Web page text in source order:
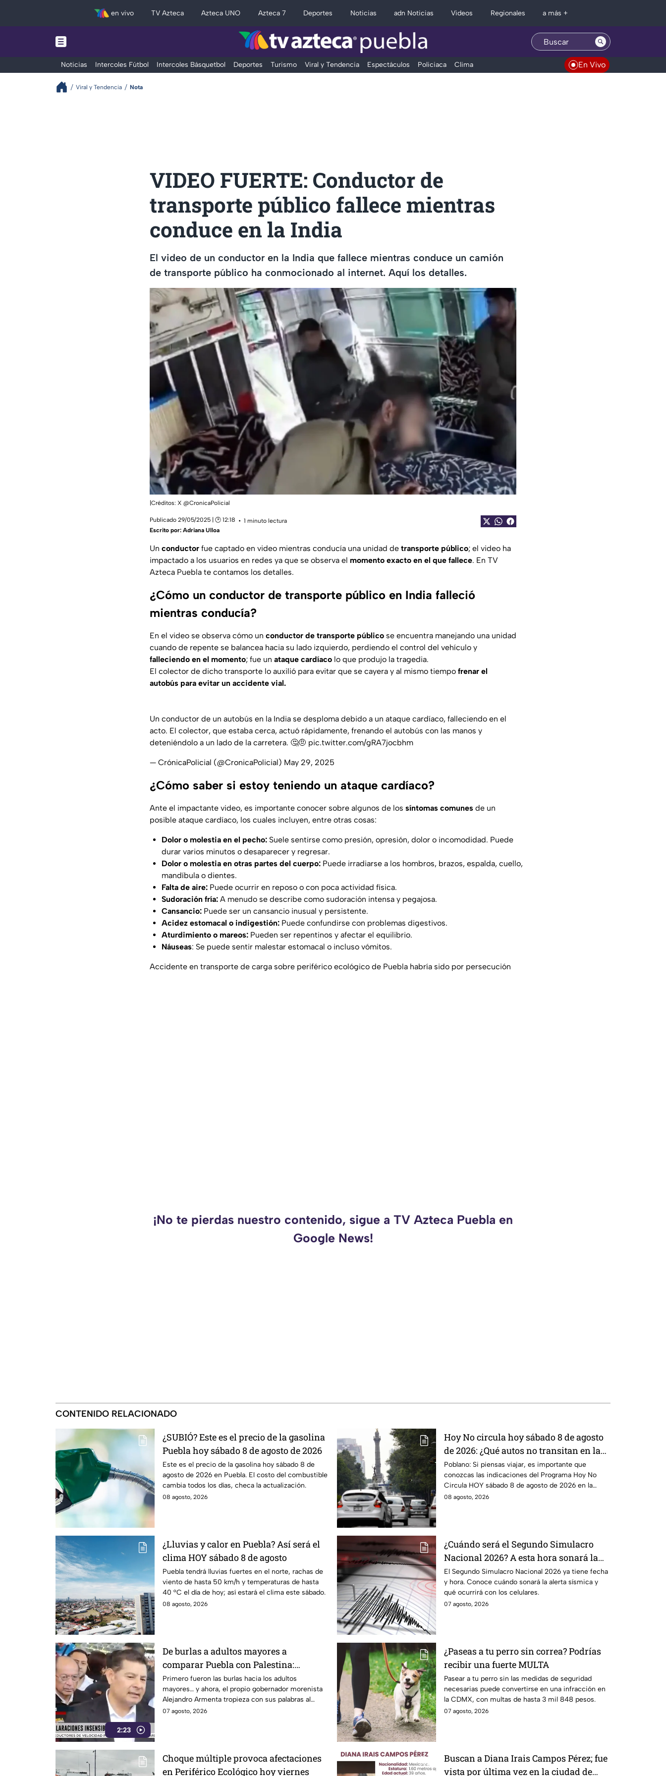
en vivo TV Azteca Azteca UNO Azteca 7 Deportes Noticias adn Noticias Videos Regionales a más +
Noticias Intercoles Fútbol Intercoles Básquetbol Deportes Turismo Viral y Tendencia Espectáculos Policiaca Clima En Vivo
Viral y Tendencia Nota
VIDEO FUERTE: Conductor de
transporte público fallece mientras
conduce en la India
El video de un conductor en la India que fallece mientras conduce un camión
de transporte público ha conmocionado al internet. Aquí los detalles.
|Créditos: X @CronicaPolicial
Publicado 29/05/2025 | 🕑 12:18
1 minuto lectura
Escrito por: Adriana Ulloa
Un conductor fue captado en video mientras conducía una unidad de transporte público; el video ha
impactado a los usuarios en redes ya que se observa el momento exacto en el que fallece. En TV
Azteca Puebla te contamos los detalles.
¿Cómo un conductor de transporte público en India falleció
mientras conducía?
En el video se observa cómo un conductor de transporte público se encuentra manejando una unidad
cuando de repente se balancea hacia su lado izquierdo, perdiendo el control del vehículo y
falleciendo en el momento; fue un ataque cardíaco lo que produjo la tragedia.
El colector de dicho transporte lo auxilió para evitar que se cayera y al mismo tiempo frenar el
autobús para evitar un accidente vial.
Un conductor de un autobús en la India se desploma debido a un ataque cardíaco, falleciendo en el
acto. El colector, que estaba cerca, actuó rápidamente, frenando el autobús con las manos y
deteniéndolo a un lado de la carretera. 🤔🤨 pic.twitter.com/gRA7jocbhm
— CrónicaPolicial (@CronicaPolicial) May 29, 2025
¿Cómo saber si estoy teniendo un ataque cardíaco?
Ante el impactante video, es importante conocer sobre algunos de los síntomas comunes de un
posible ataque cardíaco, los cuales incluyen, entre otras cosas:
Dolor o molestia en el pecho: Suele sentirse como presión, opresión, dolor o incomodidad. Puede
durar varios minutos o desaparecer y regresar.
Dolor o molestia en otras partes del cuerpo: Puede irradiarse a los hombros, brazos, espalda, cuello,
mandíbula o dientes.
Falta de aire: Puede ocurrir en reposo o con poca actividad física.
Sudoración fría: A menudo se describe como sudoración intensa y pegajosa.
Cansancio: Puede ser un cansancio inusual y persistente.
Acidez estomacal o indigestión: Puede confundirse con problemas digestivos.
Aturdimiento o mareos: Pueden ser repentinos y afectar el equilibrio.
Náuseas: Se puede sentir malestar estomacal o incluso vómitos.
Accidente en transporte de carga sobre periférico ecológico de Puebla habría sido por persecución
¡No te pierdas nuestro contenido, sigue a TV Azteca Puebla en
Google News!
CONTENIDO RELACIONADO
¿SUBIÓ? Este es el precio de la gasolina
Puebla hoy sábado 8 de agosto de 2026
Este es el precio de la gasolina hoy sábado 8 de
agosto de 2026 en Puebla. El costo del combustible
cambia todos los días, checa la actualización.
08 agosto, 2026
Hoy No circula hoy sábado 8 de agosto
de 2026: ¿Qué autos no transitan en la
CDMX y EdoMex?
Poblano: Si piensas viajar, es importante que
conozcas las indicaciones del Programa Hoy No
Circula HOY sábado 8 de agosto de 2026 en la
CDMX y EdoMex.
08 agosto, 2026
¿Lluvias y calor en Puebla? Así será el
clima HOY sábado 8 de agosto
Puebla tendrá lluvias fuertes en el norte, rachas de
viento de hasta 50 km/h y temperaturas de hasta
40 °C el día de hoy; así estará el clima este sábado.
08 agosto, 2026
¿Cuándo será el Segundo Simulacro
Nacional 2026? A esta hora sonará la
alerta sísmica
El Segundo Simulacro Nacional 2026 ya tiene fecha
y hora. Conoce cuándo sonará la alerta sísmica y
qué ocurrirá con los celulares.
07 agosto, 2026
2:23
De burlas a adultos mayores a
comparar Puebla con Palestina:
Alejandro Armenta se disculpa “a
modo” por sus insensibles dichos sobre
Huixcolotla, repitiendo el guión de las
también morenistas Nayeli Salvatori y
Primero fueron las burlas hacia los adultos
mayores… y ahora, el propio gobernador morenista
Alejandro Armenta tropieza con sus palabras al
comparar el mal estado de las calles de Huixcolotla
declaración genera indignación?
07 agosto, 2026
¿Paseas a tu perro sin correa? Podrías
recibir una fuerte MULTA
Pasear a tu perro sin las medidas de seguridad
necesarias puede convertirse en una infracción en
la CDMX, con multas de hasta 3 mil 848 pesos.
07 agosto, 2026
Choque múltiple provoca afectaciones
en Periférico Ecológico hoy viernes
Buscan a Diana Irais Campos Pérez; fue
vista por última vez en la ciudad de